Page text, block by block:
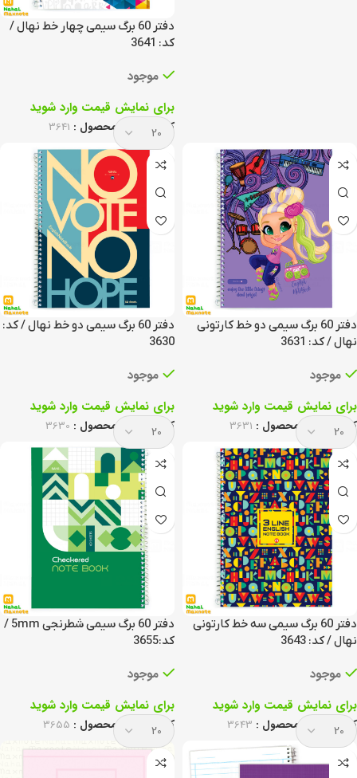
دفتر 60 برگ سیمی چهار خط نهال /
کد: 3641
موجود
برای نمایش قیمت وارد شوید
کد انحصاری محصول : 3641
دفتر 60 برگ سیمی دو خط کارتونی
نهال / کد: 3631
موجود
برای نمایش قیمت وارد شوید
کد انحصاری محصول : 3631
دفتر 60 برگ سیمی دو خط نهال / کد:
3630
موجود
برای نمایش قیمت وارد شوید
کد انحصاری محصول : 3630
دفتر 60 برگ سیمی سه خط کارتونی
نهال / کد: 3643
موجود
برای نمایش قیمت وارد شوید
کد انحصاری محصول : 3643
دفتر 60 برگ سیمی شطرنجی 5mm /
کد:3655
موجود
برای نمایش قیمت وارد شوید
کد انحصاری محصول : 3655